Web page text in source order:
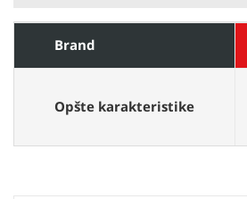
Brand
Opšte karakteristike